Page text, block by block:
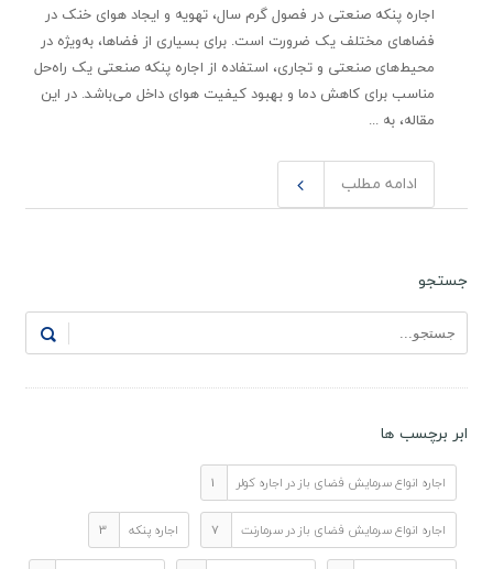
اجاره پنکه صنعتی در فصول گرم سال، تهویه و ایجاد هوای خنک در
فضاهای مختلف یک ضرورت است. برای بسیاری از فضاها، به‌ویژه در
محیط‌های صنعتی و تجاری، استفاده از اجاره پنکه صنعتی یک راه‌حل
مناسب برای کاهش دما و بهبود کیفیت هوای داخل می‌باشد. در این
مقاله، به ...
ادامه مطلب
جستجو
ابر برچسب ها
اجاره انواع سرمایش فضای باز در اجاره کولر 1
اجاره انواع سرمایش فضای باز در سرمارنت 7 اجاره پنکه 3